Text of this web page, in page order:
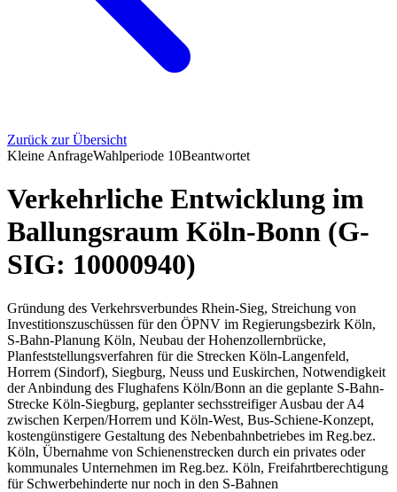
Zurück zur Übersicht
Kleine AnfrageWahlperiode 10Beantwortet
Verkehrliche Entwicklung im
Ballungsraum Köln-Bonn (G-
SIG: 10000940)
Gründung des Verkehrsverbundes Rhein-Sieg, Streichung von
Investitionszuschüssen für den ÖPNV im Regierungsbezirk Köln,
S-Bahn-Planung Köln, Neubau der Hohenzollernbrücke,
Planfeststellungsverfahren für die Strecken Köln-Langenfeld,
Horrem (Sindorf), Siegburg, Neuss und Euskirchen, Notwendigkeit
der Anbindung des Flughafens Köln/Bonn an die geplante S-Bahn-
Strecke Köln-Siegburg, geplanter sechsstreifiger Ausbau der A4
zwischen Kerpen/Horrem und Köln-West, Bus-Schiene-Konzept,
kostengünstigere Gestaltung des Nebenbahnbetriebes im Reg.bez.
Köln, Übernahme von Schienenstrecken durch ein privates oder
kommunales Unternehmen im Reg.bez. Köln, Freifahrtberechtigung
für Schwerbehinderte nur noch in den S-Bahnen